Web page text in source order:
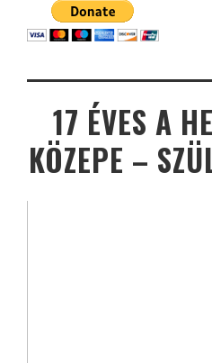
17 ÉVES A
KÖZEPE –